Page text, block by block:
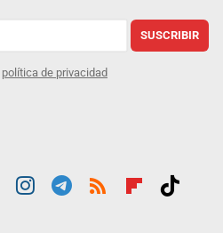
SUSCRIBIR
política de privacidad